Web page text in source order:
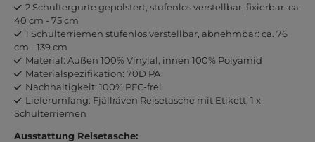
2 Schultergurte gepolstert, stufenlos verstellbar, fixierbar: ca.
40 cm - 75 cm
1 Schulterriemen stufenlos verstellbar, abnehmbar: ca. 76
cm - 139 cm
Material: Außen 100% Vinylal, innen 100% Polyamid
Materialspezifikation: 70D PA
Nachhaltigkeit: 100% PFC-frei
Lieferumfang: Fjällräven Reisetasche mit Etikett, 1 x
Schulterriemen
Ausstattung Reisetasche: